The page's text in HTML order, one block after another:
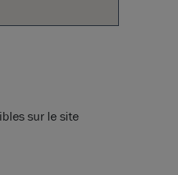
sur le site